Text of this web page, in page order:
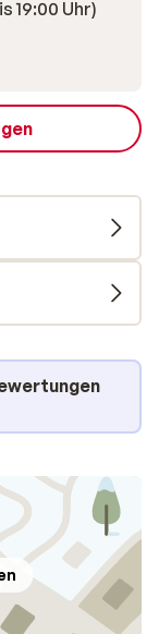
Skibus,
der
durch
Zentrum von
eignet sich
entlang von
du die
und die
Skitag.
Rezeption (geöffnet von 08:00 bis 19:00 Uhr)